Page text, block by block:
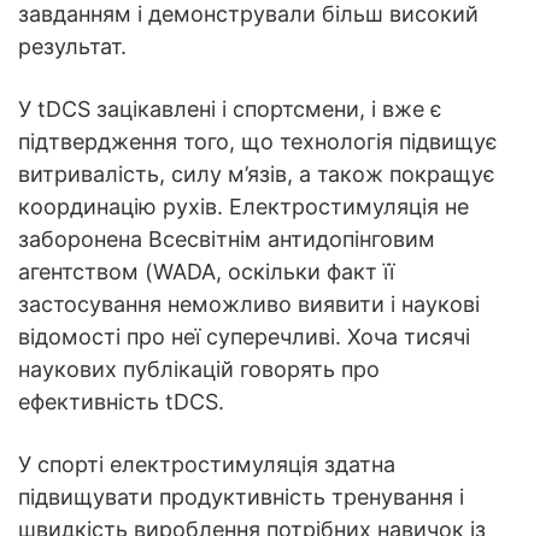
завданням і демонстрували більш високий
результат.
У tDCS зацікавлені і спортсмени, і вже є
підтвердження того, що технологія підвищує
витривалість, силу м’язів, а також покращує
координацію рухів. Електростимуляція не
заборонена Всесвітнім антидопінговим
агентством (WADA, оскільки факт її
застосування неможливо виявити і наукові
відомості про неї суперечливі. Хоча тисячі
наукових публікацій говорять про
ефективність tDCS.
У спорті електростимуляція здатна
підвищувати продуктивність тренування і
швидкість вироблення потрібних навичок із